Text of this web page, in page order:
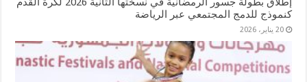
كنموذج للدمج المجتمعي عبر الرياضة
20 يناير، 2026